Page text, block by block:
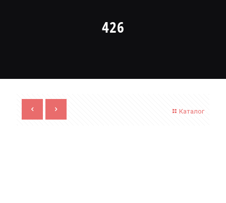
426
Каталог